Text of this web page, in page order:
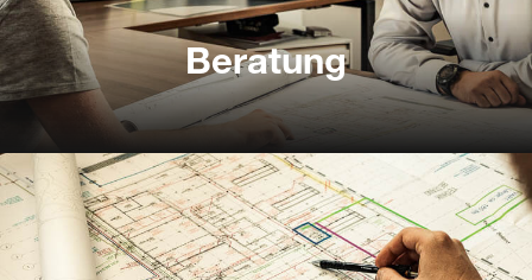
Beratung
Beratung